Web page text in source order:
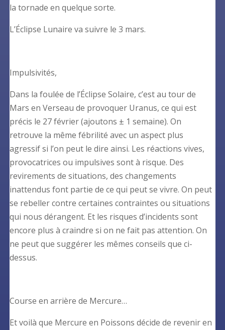
la tornade en quelque sorte.
L’Éclipse Lunaire va suivre le 3 mars.
Impulsivités,
Dans la foulée de l’Éclipse Solaire, c’est au tour de
Mars en Verseau de provoquer Uranus, ce qui est
précis le 27 février (ajoutons ± 1 semaine). On
retrouve la même fébrilité avec un aspect plus
agressif si l’on peut le dire ainsi. Les réactions vives,
provocatrices ou impulsives sont à risque. Des
revirements de situations, des changements
inattendus font partie de ce qui peut se vivre. On peut
se rebeller contre certaines contraintes ou situations
qui nous dérangent. Et les risques d’incidents sont
encore plus à craindre si on ne fait pas attention. On
ne peut que suggérer les mêmes conseils que ci-
dessus.
Course en arrière de Mercure…
Et voilà que Mercure en Poissons décide de revenir en